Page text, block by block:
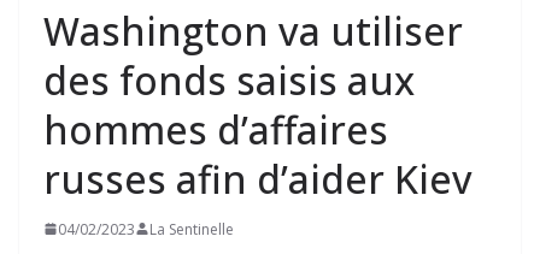
Washington va utiliser
des fonds saisis aux
hommes d’affaires
russes afin d’aider Kiev
04/02/2023 La Sentinelle